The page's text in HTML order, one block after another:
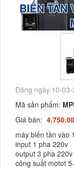
BIẾN TẦN
Đăng ngày 10-
Mã sản phẩm:
Giá bán:
máy biến tần vào
input 1 pha 220v
output 3 pha 220v
công suất motot